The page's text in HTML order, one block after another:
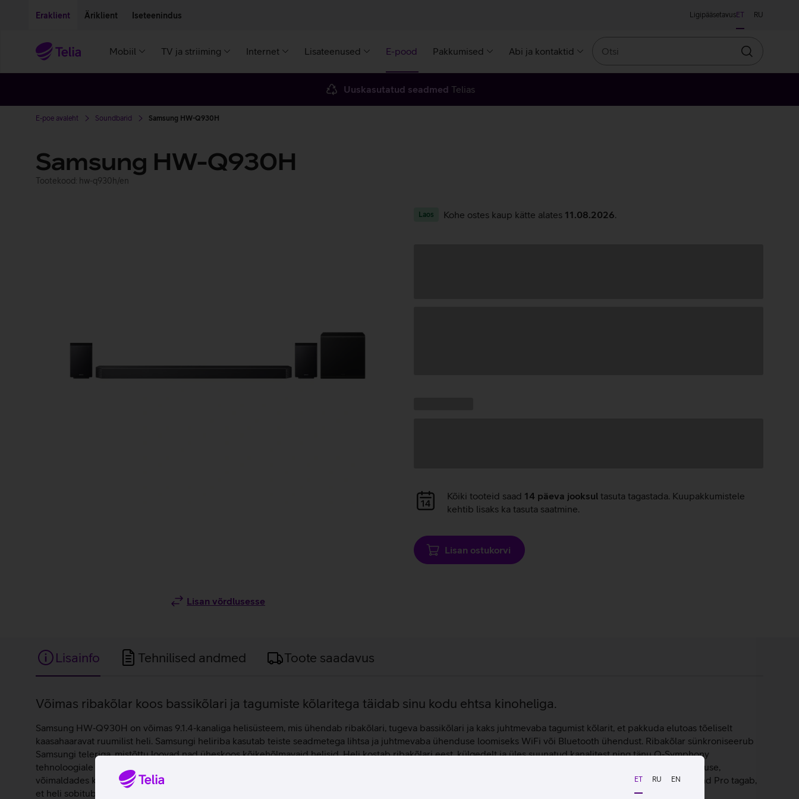
ET RU EN
Eraklient Äriklient Iseteenindus LigipääsetavusET RU
Mobiil TV ja striiming Internet Lisateenused E-pood Pakkumised Abi ja kontaktid
Otsin
Uuskasutatud seadmed Telias
E-poe avaleht Soundbarid Samsung HW-Q930H
Samsung HW-Q930H
Tootekood: hw-q930h/en
Lisan võrdlusesse
Laos Kohe ostes kaup kätte alates 11.08.2026
Andmete
laadimine
Kõiki tooteid saad 14 päeva jooksul tasuta tagastada. Kuupakkumistele
kehtib lisaks ka tasuta saatmine.
Lisan ostukorvi
Lisainfo Tehnilised andmed Toote saadavus
Lisainfo
Võimas ribakõlar koos bassikõlari ja tagumiste kõlaritega täidab sinu kodu ehtsa kinoheliga.
Samsung HW‑Q930H on võimas 9.1.4‑kanaliga helisüsteem, mis ühendab ribakõlari, tugeva bassikõlari ja kaks juhtmevaba tagumist kõlarit, et pakkuda elutoas tõeliselt
kaasahaaravat ruumilist heli. Samsungi heliriba kasutab teiste seadmetega lihtsa ja juhtmevaba ühenduse loomiseks WiFi või Bluetooth ühendust. Ribakõlar sünkroniseerub
Samsungi teleriga, mistõttu loovad nad üheskoos kõikehõlmavaid helisid. Heli kostab ribakõlari eest, külgedelt ja üles suunatud kanalitest ning tänu Q‑Symphony
tehnoloogiale ka teleri kõlaritest. Nii tekib lai ja ruumiline helipilt, mis muudab filmid, sarjad ja mängud elavamaks. Dolby Atmos loob kodus ehtsa 3D‑helikogemuse,
võimaldades kuulda detaile enda kohal ja ümber. See muudab vaatamiskogemuse oluliselt kaasahaaravamaks, justkui viibiksid sündmuste keskel. SpaceFit Sound Pro tagab,
et heli sobitub täpselt sinu ruumi akustikaga. Heliriba analüüsib ruumi ja kalibreerib heliseadeid automaatselt, et pakkuda alati puhast, tasakaalus ja selget heli.